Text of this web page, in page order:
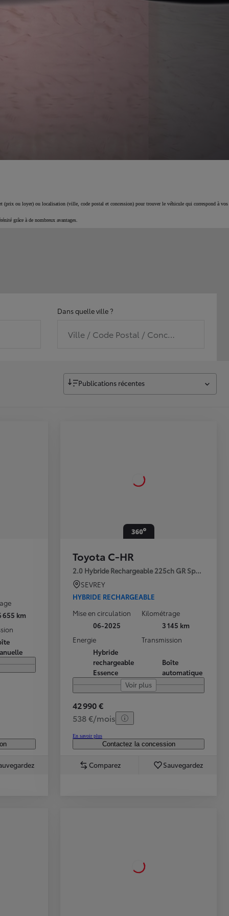
(prix ou loyer) ou localisation (ville, code postal et concession) pour trouver le véhicule qui correspond à vos
grâce à de nombreux avantages.
Dans quelle ville ?
Ville / Code Postal / Concession
Publications récentes
655 km
Toyota C-HR
2.0 Hybride Rechargeable 225ch GR Sport
SEVREY
HYBRIDE RECHARGEABLE
Mise en circulation
06-2025
Kilométrage
3 145 km
Energie
Hybride
rechargeable
Essence
Transmission
Boîte
automatique
Voir plus
42 990 €
538 €/mois
En savoir plus
Contactez la concession
Comparez Sauvegardez